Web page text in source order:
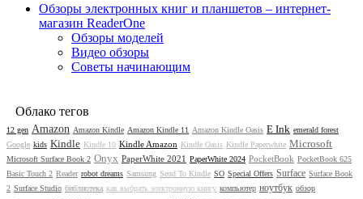
Обзоры электронных книг и планшетов – интернет-
магазин ReaderOne
Обзоры моделей
Видео обзоры
Советы начинающим
Облако тегов
12 gen Amazon Amazon Kindle Amazon Kindle 11 Amazon Kindle Oasis E Ink emerald forest
Google kids Kindle Kindle 10 Kindle Amazon Kindle Oasis Kindle Paperwhite Microsoft
Microsoft Surface Book 2 Onyx PaperWhite 2021 PaperWhite 2024 PocketBook PocketBook 625
Basic Touch 2 Reader robot dreams Samsung Send To Kindle SO Special Offers Surface Surface Book
2 Surface Studio библиотека как выбрать электронную книгу компьютер ноутбук обзор